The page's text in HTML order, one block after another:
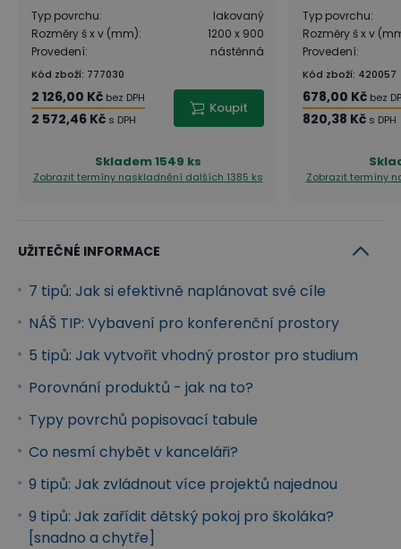
Typ povrchu:
lakovaný
Rozměry š x v (mm):
1200 x 900
Provedení: nástěnná
Kód zboží: 777030
2 126,00 Kč bez DPH
2 572,46 Kč s DPH
Koupit
Skladem1549 ks
Zobrazit termíny naskladnění dalších 1385 ks
Typ povrchu:
Rozměry š x v
Provedení:
Kód zboží: 420057
678,00 Kč bez
820,38 Kč s DPH
Zobrazit termíny
UŽITEČNÉ INFORMACE
7 tipů: Jak si efektivně naplánovat své cíle
NÁŠ TIP: Vybavení pro konferenční prostory
5 tipů: Jak vytvořit vhodný prostor pro studium
Porovnání produktů - jak na to?
Typy povrchů popisovací tabule
Co nesmí chybět v kanceláři?
9 tipů: Jak zvládnout více projektů najednou
9 tipů: Jak zařídit dětský pokoj pro školáka?
[snadno a chytře]